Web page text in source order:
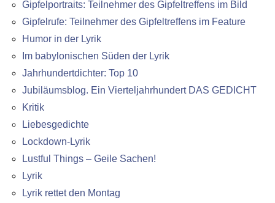
Gipfelportraits: Teilnehmer des Gipfeltreffens im Bild
Gipfelrufe: Teilnehmer des Gipfeltreffens im Feature
Humor in der Lyrik
Im babylonischen Süden der Lyrik
Jahrhundertdichter: Top 10
Jubiläumsblog. Ein Vierteljahrhundert DAS GEDICHT
Kritik
Liebesgedichte
Lockdown-Lyrik
Lustful Things – Geile Sachen!
Lyrik
Lyrik rettet den Montag